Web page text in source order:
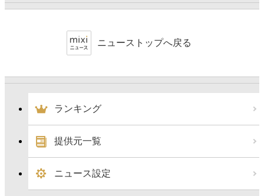
ニューストップへ戻る
ランキング
提供元一覧
ニュース設定